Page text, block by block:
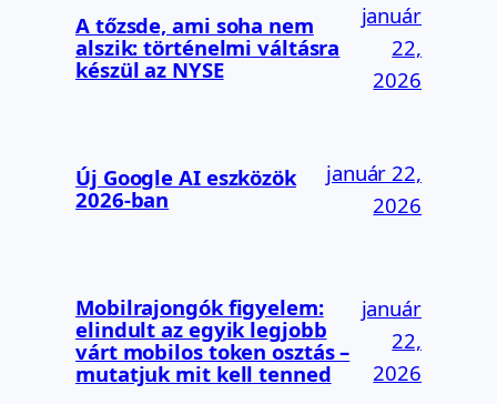
A tőzsde, ami soha nem
alszik: történelmi váltásra
készül az NYSE
január
22,
2026
Új Google AI eszközök
2026-ban
január 22,
2026
Mobilrajongók figyelem:
elindult az egyik legjobb
várt mobilos token osztás –
mutatjuk mit kell tenned
január
22,
2026